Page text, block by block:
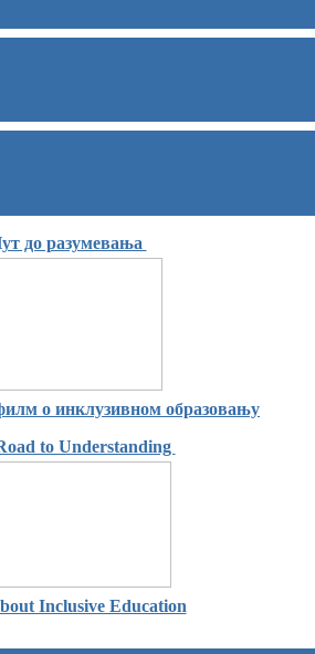
до разумевања
о инклузивном образовању
to Understanding
Inclusive Education